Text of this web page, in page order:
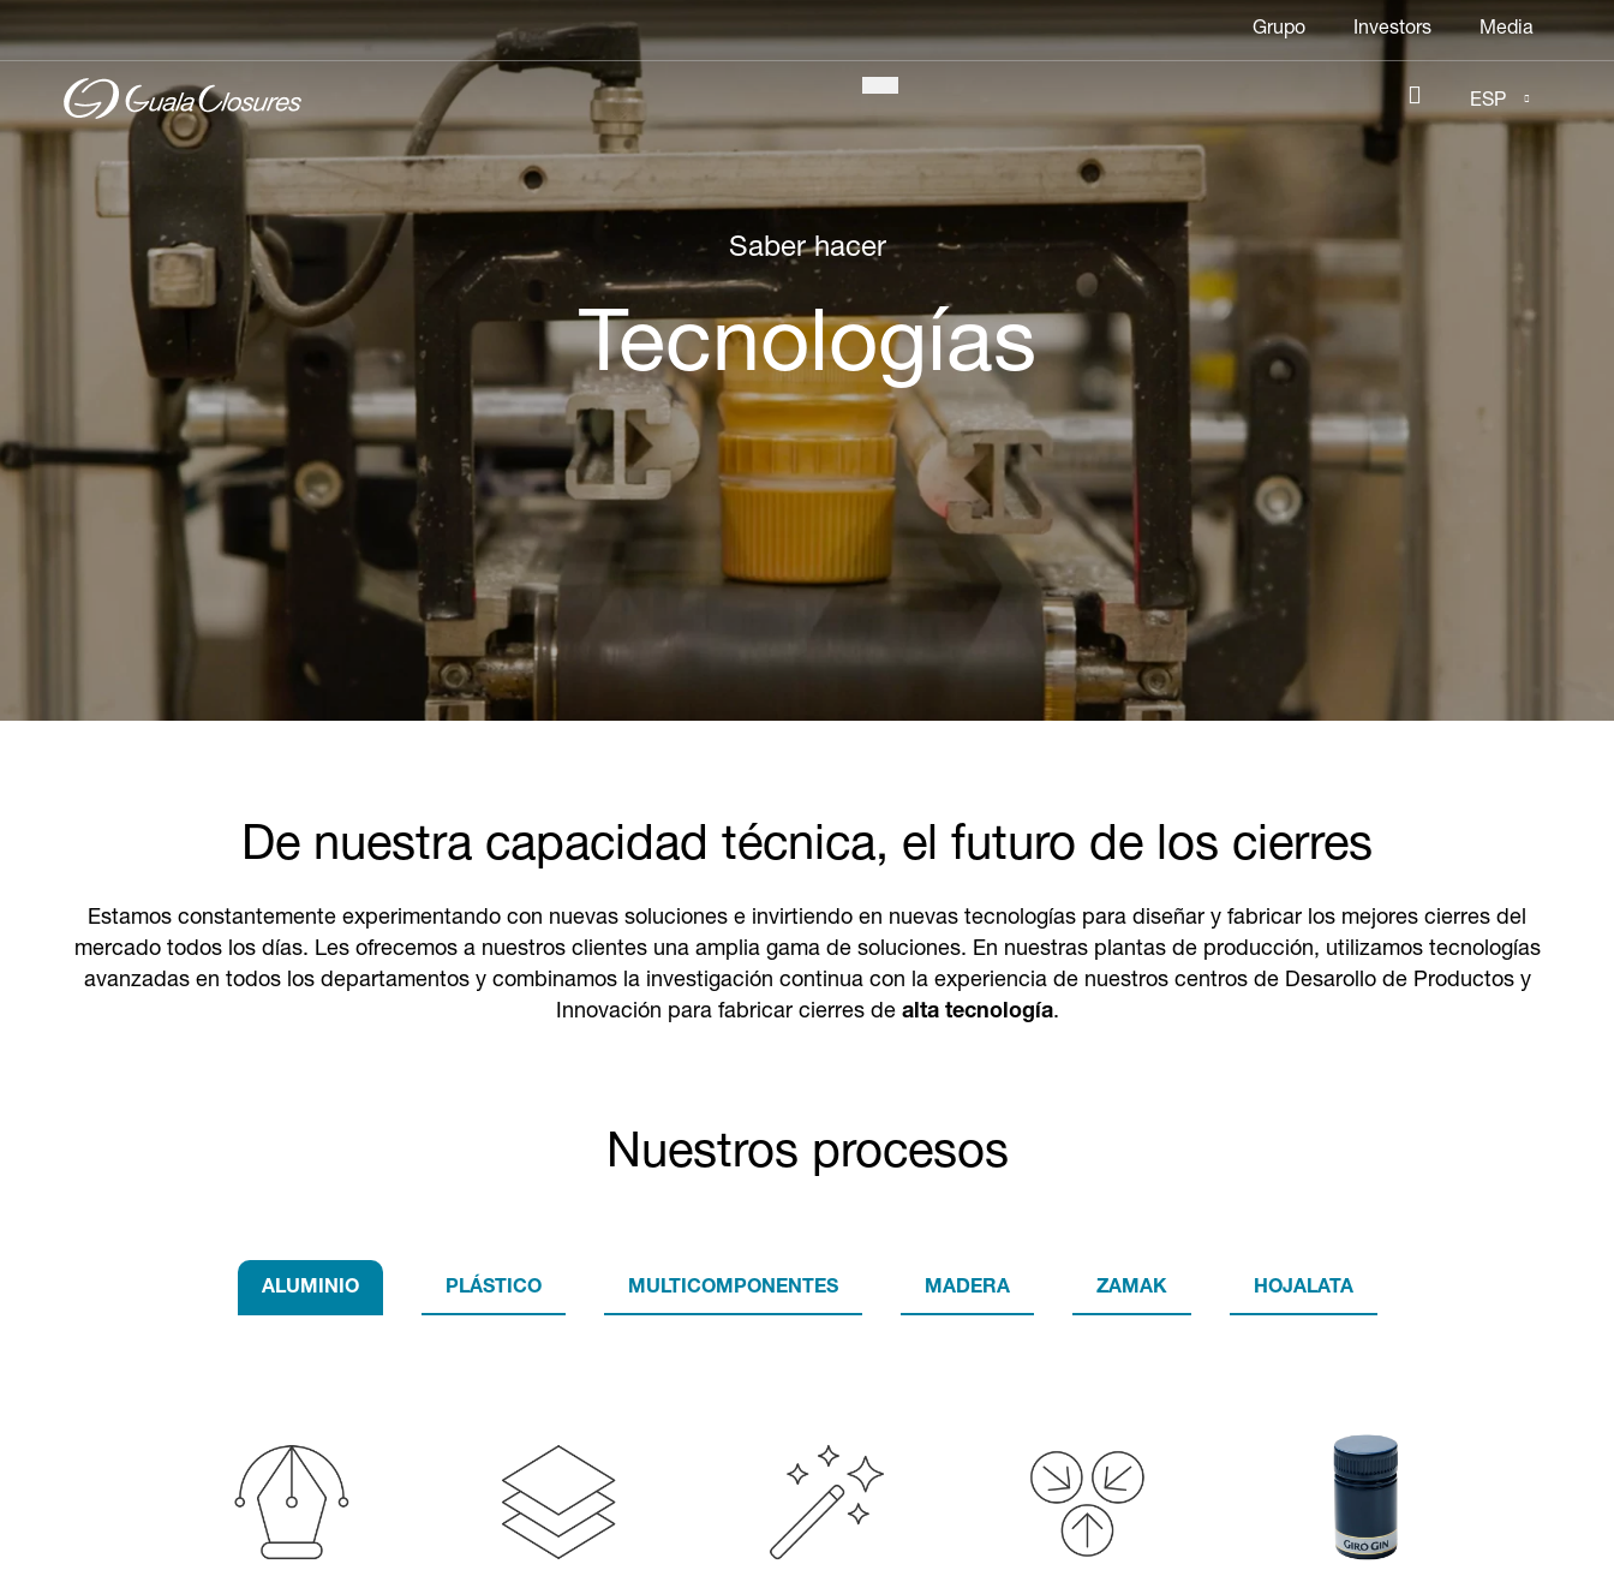
Saber hacer
Tecnologías
De nuestra capacidad técnica, el futuro de los cierres
Estamos constantemente experimentando con nuevas soluciones e invirtiendo en nuevas tecnologías para diseñar y fabricar los mejores cierres del
mercado todos los días. Les ofrecemos a nuestros clientes una amplia gama de soluciones. En nuestras plantas de producción, utilizamos tecnologías
avanzadas en todos los departamentos y combinamos la investigación continua con la experiencia de nuestros centros de Desarollo de Productos y
Innovación para fabricar cierres de alta tecnología.
Nuestros procesos
ALUMINIO PLÁSTICO MULTICOMPONENTES MADERA ZAMAK HOJALATA
Header
menu
Grupo Investors Media
navigation
ESP